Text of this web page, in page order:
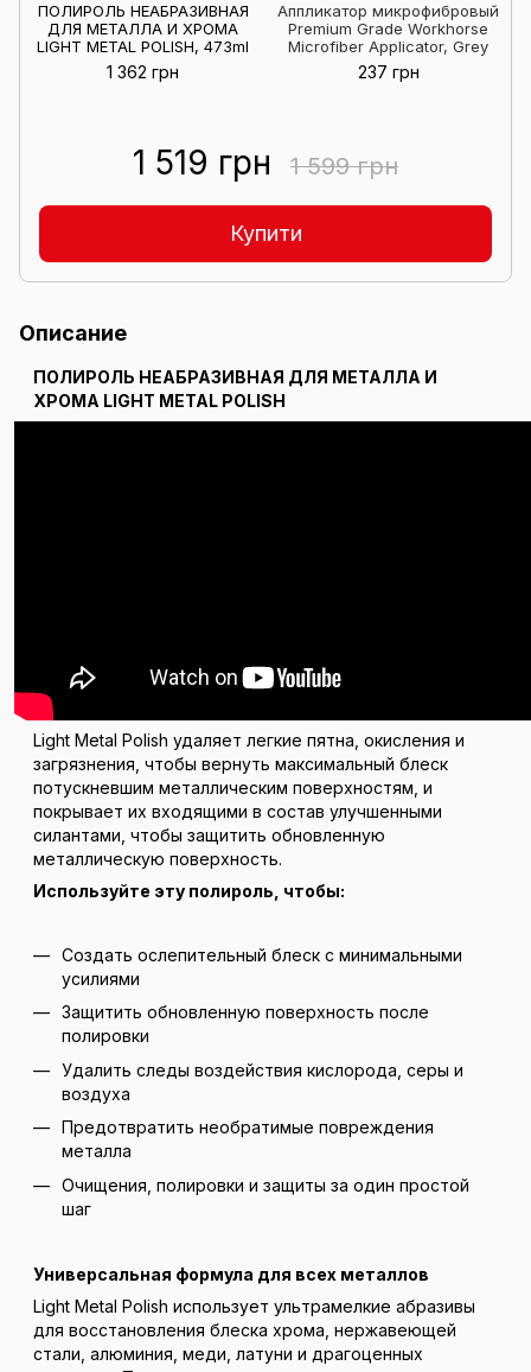
ПОЛИРОЛЬ НЕАБРАЗИВНАЯ
ДЛЯ МЕТАЛЛА И ХРОМА
LIGHT METAL POLISH, 473ml
1 362 грн
Аппликатор микрофибровый
Premium Grade Workhorse
Microfiber Applicator, Grey
237 грн
1 519 грн 1 599 грн
Купити
Описание
ПОЛИРОЛЬ НЕАБРАЗИВНАЯ ДЛЯ МЕТАЛЛА И
ХРОМА LIGHT METAL POLISH
Light Metal Polish удаляет легкие пятна, окисления и
загрязнения, чтобы вернуть максимальный блеск
потускневшим металлическим поверхностям, и
покрывает их входящими в состав улучшенными
силантами, чтобы защитить обновленную
металлическую поверхность.
Используйте эту полироль, чтобы:
Создать ослепительный блеск с минимальными
усилиями
Защитить обновленную поверхность после
полировки
Удалить следы воздействия кислорода, серы и
воздуха
Предотвратить необратимые повреждения
металла
Очищения, полировки и защиты за один простой
шаг
Универсальная формула для всех металлов
Light Metal Polish использует ультрамелкие абразивы
для восстановления блеска хрома, нержавеющей
стали, алюминия, меди, латуни и драгоценных